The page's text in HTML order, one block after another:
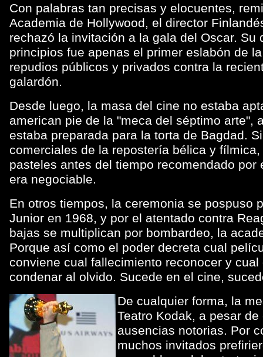
Con palabras tan precisas y elocuentes,
Academia de Hollywood, el director
rechazó la invitación a la gala del Oscar. Su
principios fue apenas el primer eslabón de
repudios públicos y privados contra la
galardón.
Desde luego, la masa del cine no estaba
american pie de la "meca del séptimo arte",
estaba preparada para la torta de Bagdad.
comerciales de la repostería bélica y
pasteles antes del tiempo recomendado
era negociable.
En otros tiempos, la ceremonia se pospuso
Junior en 1968, y por el atentado contra
bajas se multiplican por bombardeo, la
Porque así como el poder decreta cual
conviene cual fallecimiento reconocer y
condenar al olvido. Sucede en el cine,
De cualquier forma, la
Teatro Kodak, a pesar
ausencias notorias. Por
muchos invitados